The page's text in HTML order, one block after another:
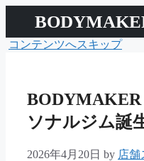
コンテンツへスキップ
ソナルジム誕
2026年4月20日 by 店舗